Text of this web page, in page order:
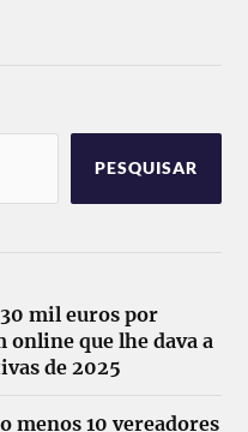
PESQUISAR
mil euros por
que lhe dava a
de 2025
menos 10 vereadores